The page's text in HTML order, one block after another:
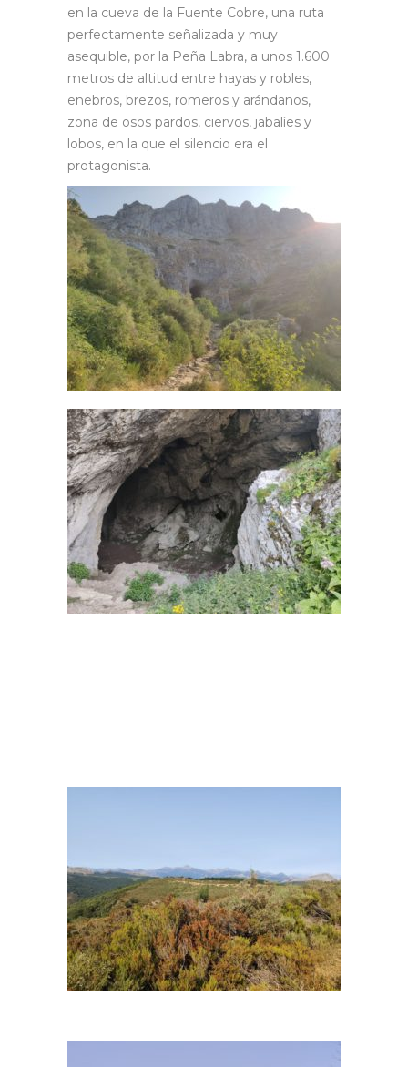
en la cueva de la Fuente Cobre, una ruta
perfectamente señalizada y muy
asequible, por la Peña Labra, a unos 1.600
metros de altitud entre hayas y robles,
enebros, brezos, romeros y arándanos,
zona de osos pardos, ciervos, jabalíes y
lobos, en la que el silencio era el
protagonista.